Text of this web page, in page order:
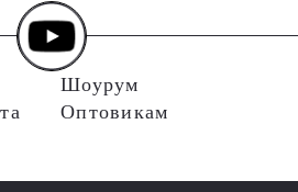
Шоурум
Оптовикам